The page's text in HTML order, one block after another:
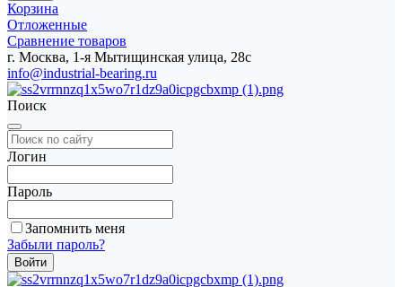
Корзина
Отложенные
Сравнение товаров
г. Москва, 1-я Мытищинская улица, 28с
info@industrial-bearing.ru
Поиск
Логин
Пароль
Запомнить меня
Забыли пароль?